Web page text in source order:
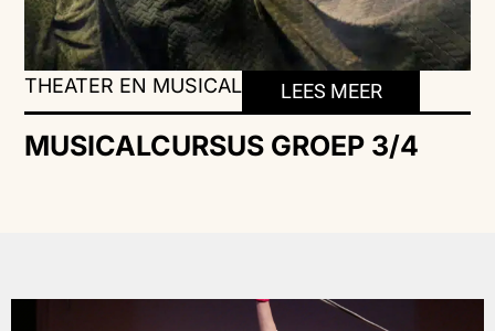
THEATER EN MUSICAL LEES MEER
MUSICALCURSUS GROEP 3/4